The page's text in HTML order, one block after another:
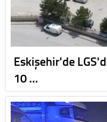
Eskişehir'de
10 …